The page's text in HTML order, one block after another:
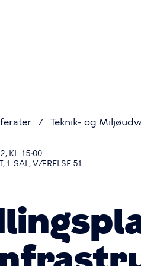
Teknik- og
KL. 15:00
1. SAL, VÆRELSE 51